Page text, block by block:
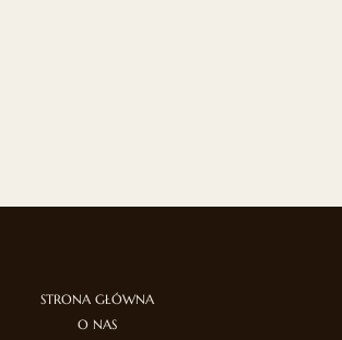
STRONA GŁÓWNA
O NAS